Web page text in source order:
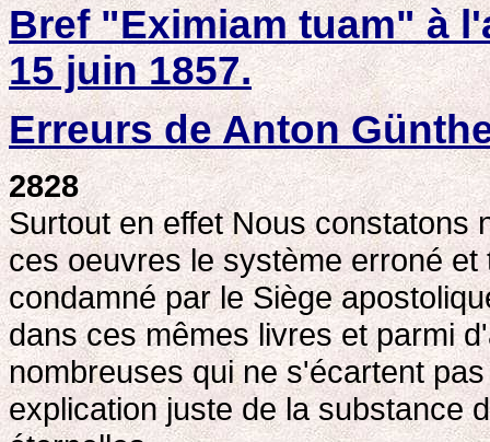
Bref "Eximiam tuam" à
15 juin 1857.
Erreurs de Anton
2828
Surtout en effet Nous constatons
ces oeuvres le système erroné
condamné par le Siège
dans ces mêmes livres et parmi
nombreuses qui ne s'écartent
explication juste de la substance